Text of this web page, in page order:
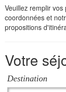
Veuillez remplir
coordonnées et
propositions
Votre
Destination